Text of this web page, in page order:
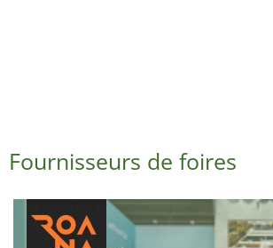
Fournisseurs de foires